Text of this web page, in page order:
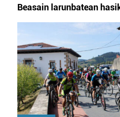
Beasain larunbatean